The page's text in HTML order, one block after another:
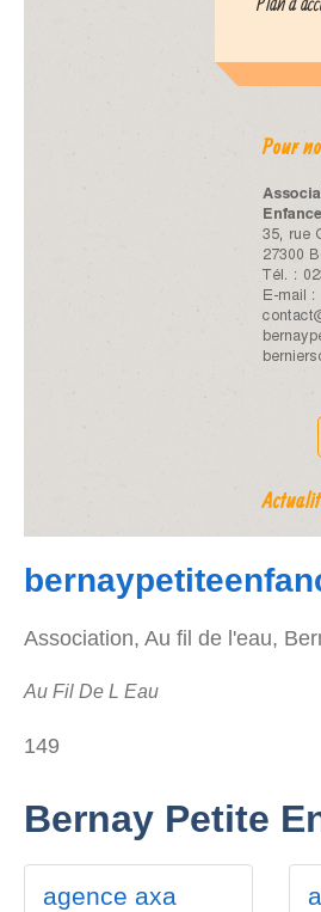
Association, Au fil de l'eau,
Au Fil De L Eau
149
Bernay Petite
agence axa